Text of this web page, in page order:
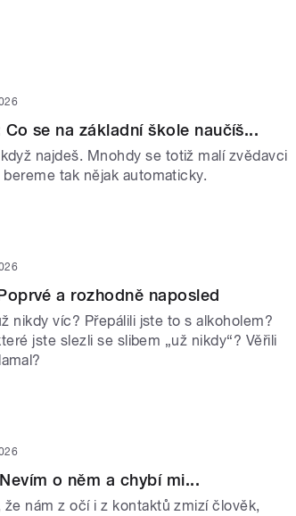
se na základní škole naučíš...
najdeš. Mnohdy se totiž malí zvědavci
tak nějak automaticky.
a rozhodně naposled
nikdy víc? Přepálili jste to s alkoholem?
jste slezli se slibem „už nikdy“? Věřili
o něm a chybí mi...
nám z očí i z kontaktů zmizí člověk,